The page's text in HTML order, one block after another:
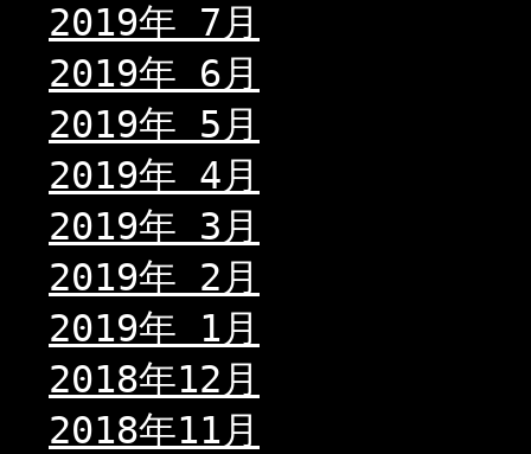
2019年 7月
2019年 6月
2019年 5月
2019年 4月
2019年 3月
2019年 2月
2019年 1月
2018年12月
2018年11月